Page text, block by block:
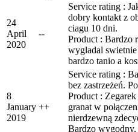
24
April
2020
--
Service rating :
dobry kontakt z
ciagu 10 dni.
Product : Bardzo
wygladal
bardzo tanio a
8
January
2019
++
Service rating :
bez zastrzeżeń.
Product :
granat w
nierdzewną
Bardzo wygodny,